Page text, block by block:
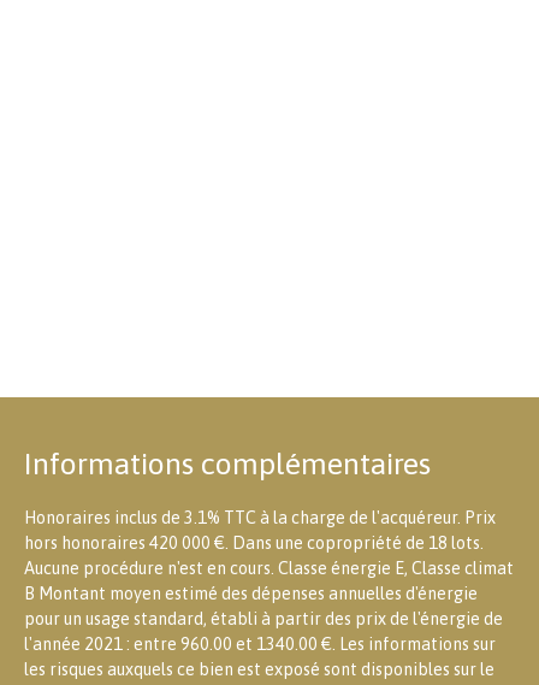
Informations complémentaires
Honoraires inclus de 3.1% TTC à la charge de l'acquéreur. Prix
hors honoraires 420 000 €. Dans une copropriété de 18 lots.
Aucune procédure n'est en cours. Classe énergie E, Classe climat
B Montant moyen estimé des dépenses annuelles d'énergie
pour un usage standard, établi à partir des prix de l'énergie de
l'année 2021 : entre 960.00 et 1340.00 €. Les informations sur
les risques auxquels ce bien est exposé sont disponibles sur le